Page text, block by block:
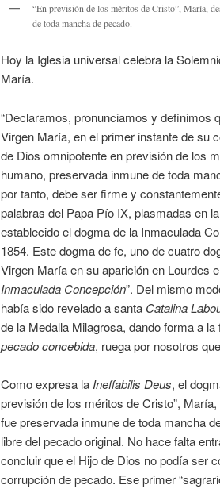
“En previsión de los méritos de Cristo”, María,
de toda mancha de pecado.
Hoy la Iglesia universal celebra la
María.
“Declaramos, pronunciamos y definimos
Virgen María, en el primer instante de su
de Dios omnipotente en previsión de los
humano, preservada inmune de toda
por tanto, debe ser firme y
palabras del Papa Pío IX, plasmadas en
establecido el dogma de la Inmaculada
1854. Este dogma de fe, uno de cuatro
Virgen María en su aparición en Lourdes
Inmaculada Concepción”. Del mismo
había sido revelado a santa Catalina
de la Medalla Milagrosa, dando forma a
pecado concebida, ruega por nosotros
Como expresa laIneffabilis Deus, el
previsión de los méritos de Cristo”,
fue preservada inmune de toda mancha
libre del pecado original. No hace falta
concluir que el Hijo de Dios no podía ser
corrupción de pecado. Ese primer